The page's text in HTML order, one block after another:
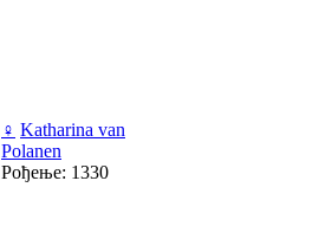
♀ Katharina van
Polanen
Рођење: 1330